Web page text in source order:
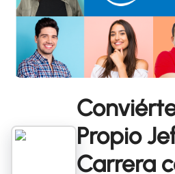
Propio
Carrera